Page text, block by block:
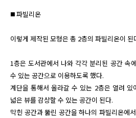
◼️ 파빌리온
이렇게 제작된 모형은 총 2층의 파빌리온이 된
1층은 도서관에서 나와 각각 분리된 공간 속
수 있는 공간으로 이용하도록 했다.
계단을 통해서 올라갈 수 있는 2층은 열려 있
넓은 뷰를 감상할 수 있는 공간이 된다.
막힌 공간과 뚫린 공간을 하나의 파빌리온에